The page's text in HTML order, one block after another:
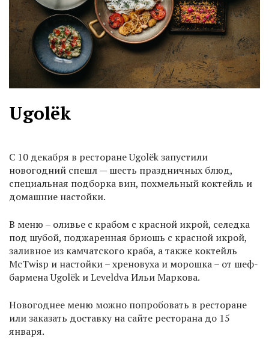
Ugolëk
С 10 декабря в ресторане Ugolëk запустили
новогодний спешл — шесть праздничных блюд,
специальная подборка вин, похмельный коктейль и
домашние настойки.
В меню – оливье с крабом с красной икрой, селедка
под шубой, поджаренная бриошь с красной икрой,
заливное из камчатского краба, а также коктейль
McTwisp и настойки – хреновуха и морошка – от шеф-
бармена Ugolёk и Leveldva Ильи Маркова.
Новогоднее меню можно попробовать в ресторане
или заказать доставку на сайте ресторана до 15
января.